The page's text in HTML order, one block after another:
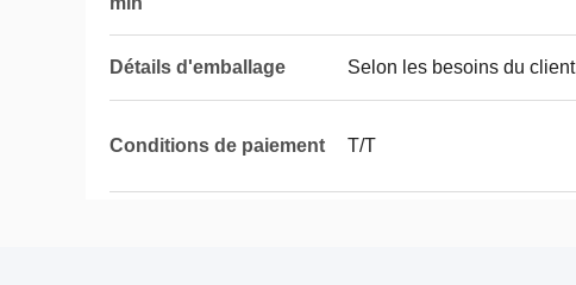
Détails d'emballage Selon les besoins du client
Conditions de paiement T/T